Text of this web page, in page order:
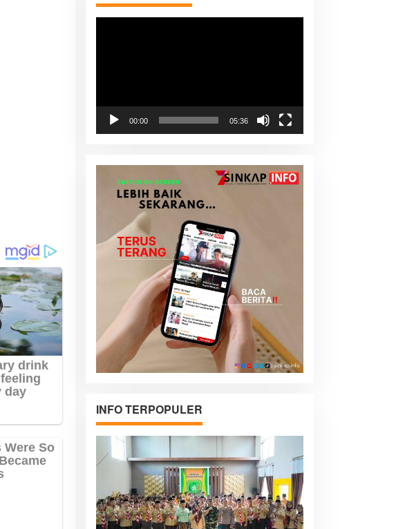
00:00 05:36
INFO TERPOPULER